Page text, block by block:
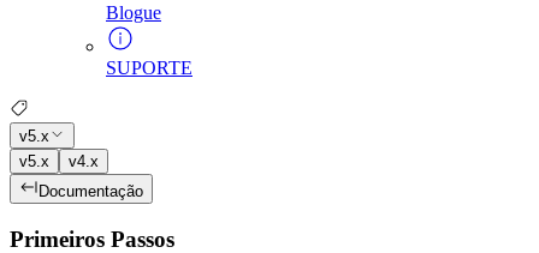
Blogue
SUPORTE
v5.x
v5.x
v4.x
Documentação
Primeiros Passos